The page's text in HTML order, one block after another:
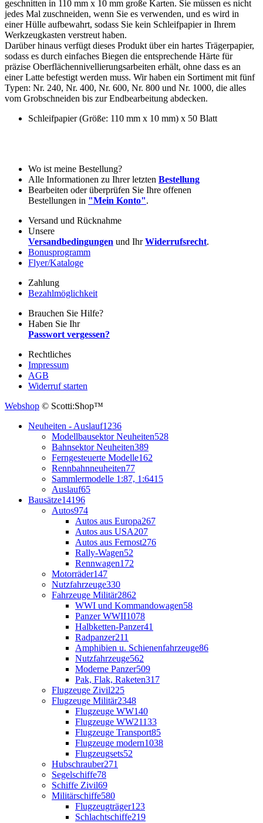
geschnitten in 110 mm x 10 mm große Karten. Sie müssen es nicht
jedes Mal zuschneiden, wenn Sie es verwenden, und es wird in
einer Hülle aufbewahrt, sodass Sie kein Schleifpapier in Ihrem
Werkzeugkasten verstreut haben.
Darüber hinaus verfügt dieses Produkt über ein hartes Trägerpapier,
sodass es durch einfaches Biegen die entsprechende Härte für
präzise Oberflächennivellierungsarbeiten erhält, ohne dass es an
einer Latte befestigt werden muss. Wir haben ein Sortiment mit fünf
Typen: Nr. 240, Nr. 400, Nr. 600, Nr. 800 und Nr. 1000, die alles
vom Grobschneiden bis zur Endbearbeitung abdecken.
Schleifpapier (Größe: 110 mm x 10 mm) x 50 Blatt
Wo ist meine Bestellung?
Alle Informationen zu Ihrer letzten Bestellung
Bearbeiten oder überprüfen Sie Ihre offenen
Bestellungen in "Mein Konto".
Versand und Rücknahme
Unsere
Versandbedingungen und IhrWiderrufsrecht.
Bonusprogramm
Flyer/Kataloge
Zahlung
Bezahlmöglichkeit
Brauchen Sie Hilfe?
Haben Sie Ihr
Passwort vergessen?
Rechtliches
Impressum
AGB
Widerruf starten
Webshop © Scotti:Shop™
Neuheiten - Auslauf1236
Modellbausektor Neuheiten528
Bahnsektor Neuheiten389
Ferngesteuerte Modelle162
Rennbahnneuheiten77
Sammlermodelle 1:87, 1:6415
Auslauf65
Bausätze14196
Autos974
Autos aus Europa267
Autos aus USA207
Autos aus Fernost276
Rally-Wagen52
Rennwagen172
Motorräder147
Nutzfahrzeuge330
Fahrzeuge Militär2862
WWI und Kommandowagen58
Panzer WWII1078
Halbketten-Panzer41
Radpanzer211
Amphibien u. Schienenfahrzeuge86
Nutzfahrzeuge562
Moderne Panzer509
Pak, Flak, Raketen317
Flugzeuge Zivil225
Flugzeuge Militär2348
Flugzeuge WW140
Flugzeuge WW21133
Flugzeuge Transport85
Flugzeuge modern1038
Flugzeugsets52
Hubschrauber271
Segelschiffe78
Schiffe Zivil69
Militärschiffe580
Flugzeugträger123
Schlachtschiffe219